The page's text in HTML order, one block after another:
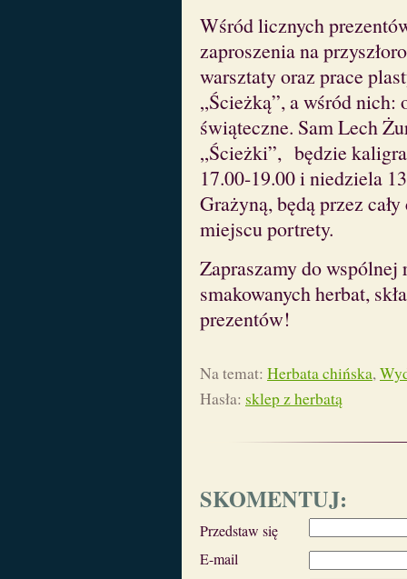
Wśród licznych
zaproszenia na
warsztaty oraz prace
„Ścieżką”, a wśród
świąteczne. Sam Lech
„Ścieżki”, będzie
17.00-19.00 i niedziela
Grażyną, będą przez
miejscu portrety.
Zapraszamy do wspólnej
smakowanych herbat,
prezentów!
Na temat: Herbata chińska,
Hasła: sklep z herbatą
SKOMENTUJ:
Przedstaw się
E-mail